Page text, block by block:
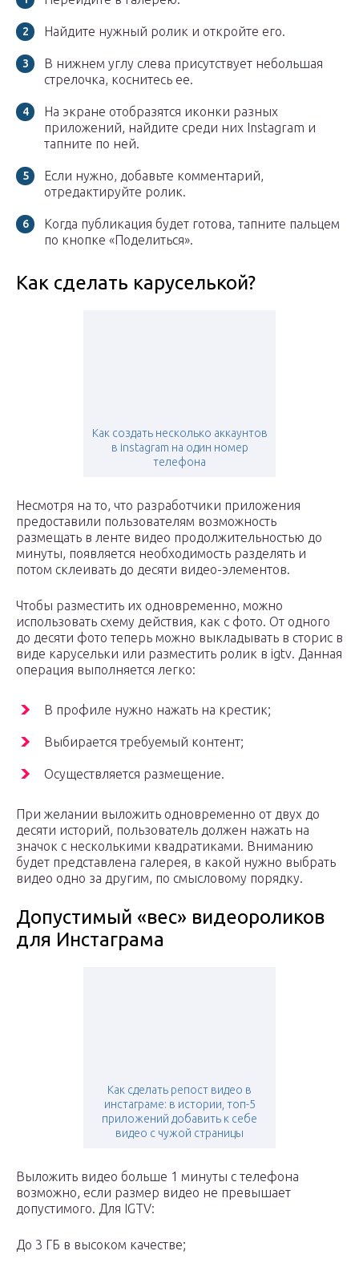
Найдите нужный ролик и откройте его.
В нижнем углу слева присутствует небольшая
стрелочка, коснитесь ее.
На экране отобразятся иконки разных
приложений, найдите среди них Instagram и
тапните по ней.
Если нужно, добавьте комментарий,
отредактируйте ролик.
Когда публикация будет готова, тапните пальцем
по кнопке «Поделиться».
Как сделать каруселькой?
Как создать несколько аккаунтов
в instagram на один номер
телефона
Несмотря на то, что разработчики приложения
предоставили пользователям возможность
размещать в ленте видео продолжительностью до
минуты, появляется необходимость разделять и
потом склеивать до десяти видео-элементов.
Чтобы разместить их одновременно, можно
использовать схему действия, как с фото. От одного
до десяти фото теперь можно выкладывать в сторис в
виде карусельки или разместить ролик в igtv. Данная
операция выполняется легко:
В профиле нужно нажать на крестик;
Выбирается требуемый контент;
Осуществляется размещение.
При желании выложить одновременно от двух до
десяти историй, пользователь должен нажать на
значок с несколькими квадратиками. Вниманию
будет представлена галерея, в какой нужно выбрать
видео одно за другим, по смысловому порядку.
Допустимый «вес» видеороликов
для Инстаграма
Как сделать репост видео в
инстаграме: в истории, топ-5
приложений добавить к себе
видео с чужой страницы
Выложить видео больше 1 минуты с телефона
возможно, если размер видео не превышает
допустимого. Для IGTV:
До 3 ГБ в высоком качестве;